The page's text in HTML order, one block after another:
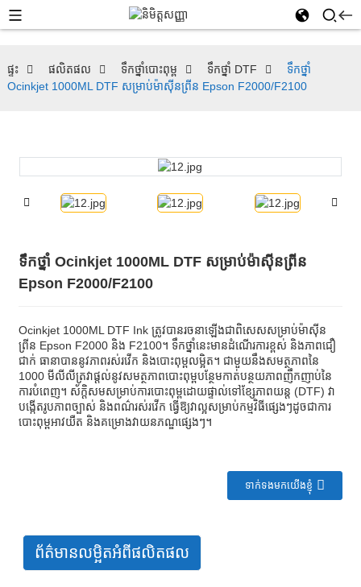
ផ្ទះ ផលិតផល ទឹកថ្នាំបោះពុម្ព ទឹកថ្នាំ DTF
ទឹកថ្នាំ
Ocinkjet 1000ML DTF សម្រាប់ម៉ាស៊ីនព្រីន Epson F2000/F2100
ទឹកថ្នាំ Ocinkjet 1000ML DTF សម្រាប់ម៉ាស៊ីនព្រីន
Epson F2000/F2100
Ocinkjet 1000ML DTF Ink ត្រូវបានរចនាឡើងជាពិសេសសម្រាប់ម៉ាស៊ីន
ព្រីន Epson F2000 និង F2100។ ទឹកថ្នាំនេះមានដំណើរការខ្ពស់ និងភាពជឿ
ជាក់ ធានាបាននូវភាពរស់រវើក និងបោះពុម្ពលម្អិត។ ជាមួយនឹងសមត្ថភាពនៃ
1000 មីលីលីត្រវាផ្តល់នូវសមត្ថភាពបោះពុម្ពបន្ថែមកាត់បន្ថយភាពញឹកញាប់នៃ
ការបំពេញ។ ស័ក្តិសមសម្រាប់ការបោះពុម្ពដោយផ្ទាល់ទៅខ្សែភាពយន្ត (DTF) វា
បង្កើតរូបភាពច្បាស់ និងពណ៌រស់រវើក ធ្វើឱ្យវាល្អសម្រាប់កម្មវិធីផ្សេងៗដូចជាការ
បោះពុម្ពអាវយឺត និងគម្រោងវាយនភណ្ឌផ្សេងៗ។
ទាក់ទងមកយើងខ្ញុំ
ព័ត៌មានលម្អិតអំពីផលិតផល